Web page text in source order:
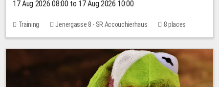
17 Aug 2026 08:00 to 17 Aug 2026 10:00
Training Jenergasse 8 - SR Accouchierhaus 8 places